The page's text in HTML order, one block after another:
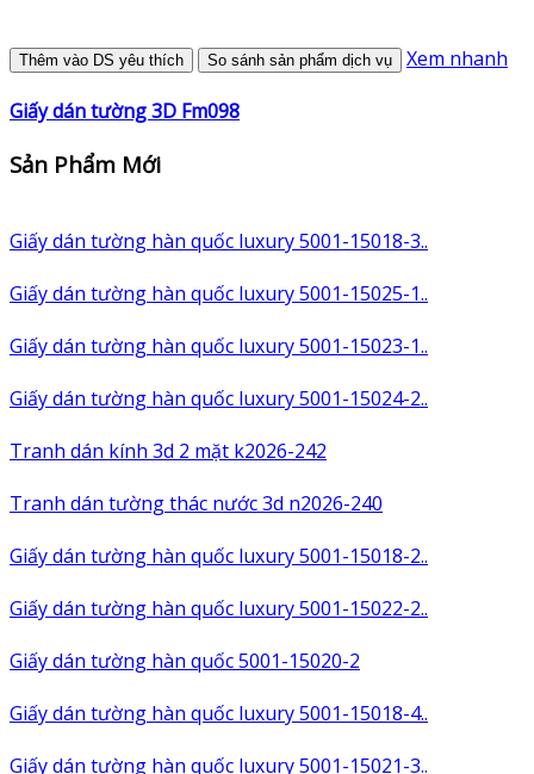
Thêm vào DS yêu thích So sánh sản phẩm dịch vụ Xem nhanh
Giấy dán tường 3D Fm098
Sản Phẩm Mới
Giấy dán tường hàn quốc luxury 5001-15018-3..
Giấy dán tường hàn quốc luxury 5001-15025-1..
Giấy dán tường hàn quốc luxury 5001-15023-1..
Giấy dán tường hàn quốc luxury 5001-15024-2..
Tranh dán kính 3d 2 mặt k2026-242
Tranh dán tường thác nước 3d n2026-240
Giấy dán tường hàn quốc luxury 5001-15018-2..
Giấy dán tường hàn quốc luxury 5001-15022-2..
Giấy dán tường hàn quốc 5001-15020-2
Giấy dán tường hàn quốc luxury 5001-15018-4..
Giấy dán tường hàn quốc luxury 5001-15021-3..